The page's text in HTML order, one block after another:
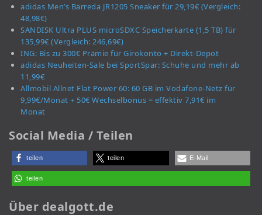
adidas Men’s Barreda JR1205 Sneaker für 29,19€ (Vergleich:
48,98€)
SANDISK Ultra PLUS microSDXC Speicherkarte (1,5 TB) für
135,99€ (Vergleich: 246,69€)
ING: Bis zu 300€ Prämie für Girokonto + Direkt-Depot
adidas Neuheiten-Sale bei SportSpar: Schuhe und mehr ab
11,99€
Allmobil Allnet Flat Power 60: 60 GB im Vodafone-Netz für
9,99€/Monat + 50€ Wechselbonus = effektiv 7,91€ im
Monat
Social Media / Teilen
teilen teilen E-Mail
teilen
Über dealgott.de